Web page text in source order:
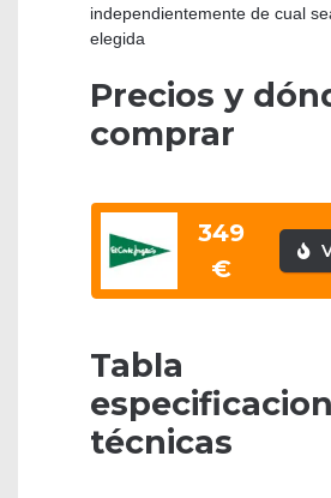
independientemente de cual
elegida
Precios y
comprar
349
€
Tabla
técnicas